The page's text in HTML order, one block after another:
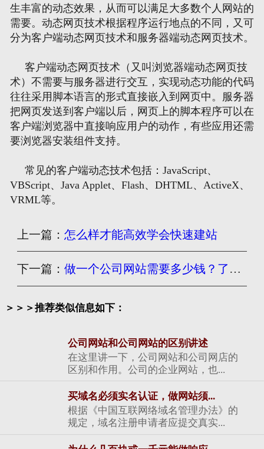
生丰富的动态效果，从而可以满足大多数个人网站的
需要。动态网页技术根据程序运行地点的不同，又可
分为客户端动态网页技术和服务器端动态网页技术。
客户端动态网页技术（又叫浏览器端动态网页技
术）不需要与服务器进行交互，实现动态功能的代码
往往采用脚本语言的形式直接嵌入到网页中。服务器
把网页发送到客户端以后，网页上的脚本程序可以在
客户端浏览器中直接响应用户的动作，有些应用还需
要浏览器安装组件支持。
常见的客户端动态技术包括：JavaScript、
VBScript、Java Applet、Flash、DHTML、ActiveX、
VRML等。
上一篇：怎么样才能高效学会快速建站
下一篇：做一个公司网站需要多少钱？了解做网站的费用
＞＞＞推荐类似信息如下：
公司网站和公司网站的区别讲述
在这里讲一下，公司网站和公司网店的
区别和作用。公司的企业网站，也...
买域名必须实名认证，做网站须...
根据《中国互联网络域名管理办法》的
规定，域名注册申请者应提交真实...